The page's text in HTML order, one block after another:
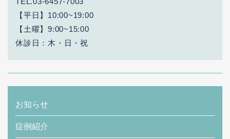
【平日】10:00~19:00
【土曜】9:00~15:00
休診日：木・日・祝
お知らせ
症例紹介